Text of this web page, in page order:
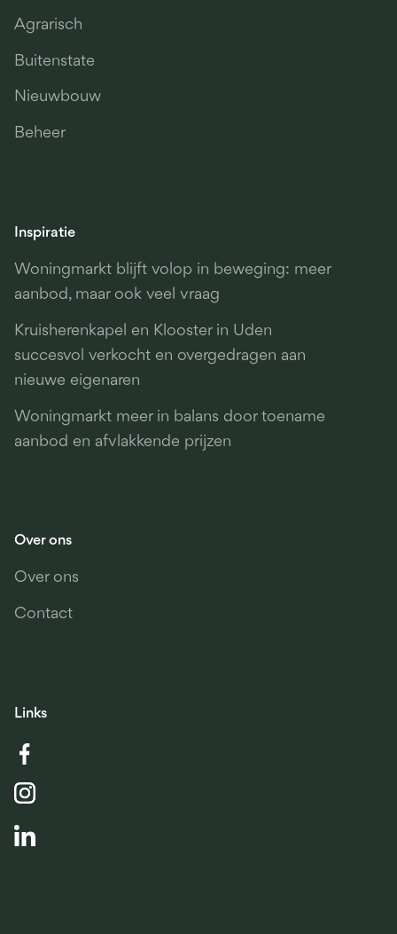
Agrarisch
Buitenstate
Nieuwbouw
Beheer
Inspiratie
Woningmarkt blijft volop in beweging: meer
aanbod, maar ook veel vraag
Kruisherenkapel en Klooster in Uden
succesvol verkocht en overgedragen aan
nieuwe eigenaren
Woningmarkt meer in balans door toename
aanbod en afvlakkende prijzen
Over ons
Over ons
Contact
Links